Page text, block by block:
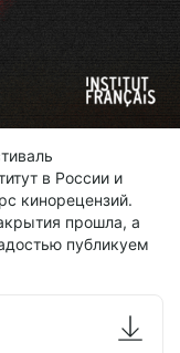
в России и
кинорецензий.
прошла, а
публикуем